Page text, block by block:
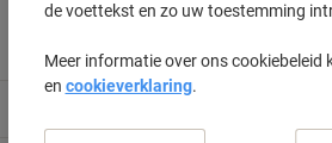
de voettekst en zo uw toestemming
Meer informatie over ons cookiebeleid
en cookieverklaring.